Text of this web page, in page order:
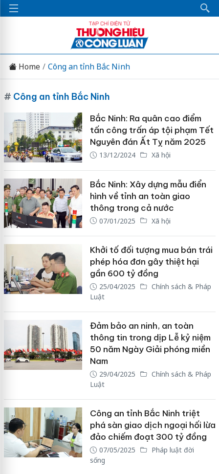
Home Công an tỉnh Bắc Ninh
# Công an tỉnh Bắc Ninh
Bắc Ninh: Ra quân cao điểm
tấn công trấn áp tội phạm Tết
Nguyên đán Ất Tỵ năm 2025
13/12/2024 Xã hội
Bắc Ninh: Xây dựng mẫu điển
hình về tỉnh an toàn giao
thông trong cả nước
07/01/2025 Xã hội
Khởi tố đối tượng mua bán trái
phép hóa đơn gây thiệt hại
gần 600 tỷ đồng
25/04/2025
Chính sách & Pháp
Luật
Đảm bảo an ninh, an toàn
thông tin trong dịp Lễ kỷ niệm
50 năm Ngày Giải phóng miền
Nam
29/04/2025
Chính sách & Pháp
Luật
Công an tỉnh Bắc Ninh triệt
phá sàn giao dịch ngoại hối lừa
đảo chiếm đoạt 300 tỷ đồng
07/05/2025
Pháp luật đời
sống